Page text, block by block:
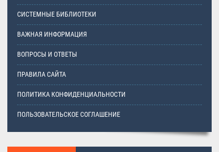
СИСТЕМНЫЕ БИБЛИОТЕКИ
ВАЖНАЯ ИНФОРМАЦИЯ
ВОПРОСЫ И ОТВЕТЫ
ПРАВИЛА САЙТА
ПОЛИТИКА КОНФИДЕНЦИАЛЬНОСТИ
ПОЛЬЗОВАТЕЛЬСКОЕ СОГЛАШЕНИЕ